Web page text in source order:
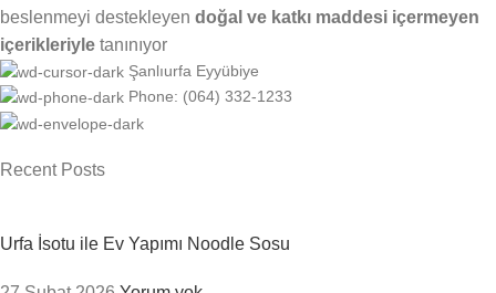
beslenmeyi destekleyen doğal ve katkı maddesi içermeyen
içerikleriyle tanınıyor
Şanlıurfa Eyyübiye
Phone: (064) 332-1233
Recent Posts
Urfa İsotu ile Ev Yapımı Noodle Sosu